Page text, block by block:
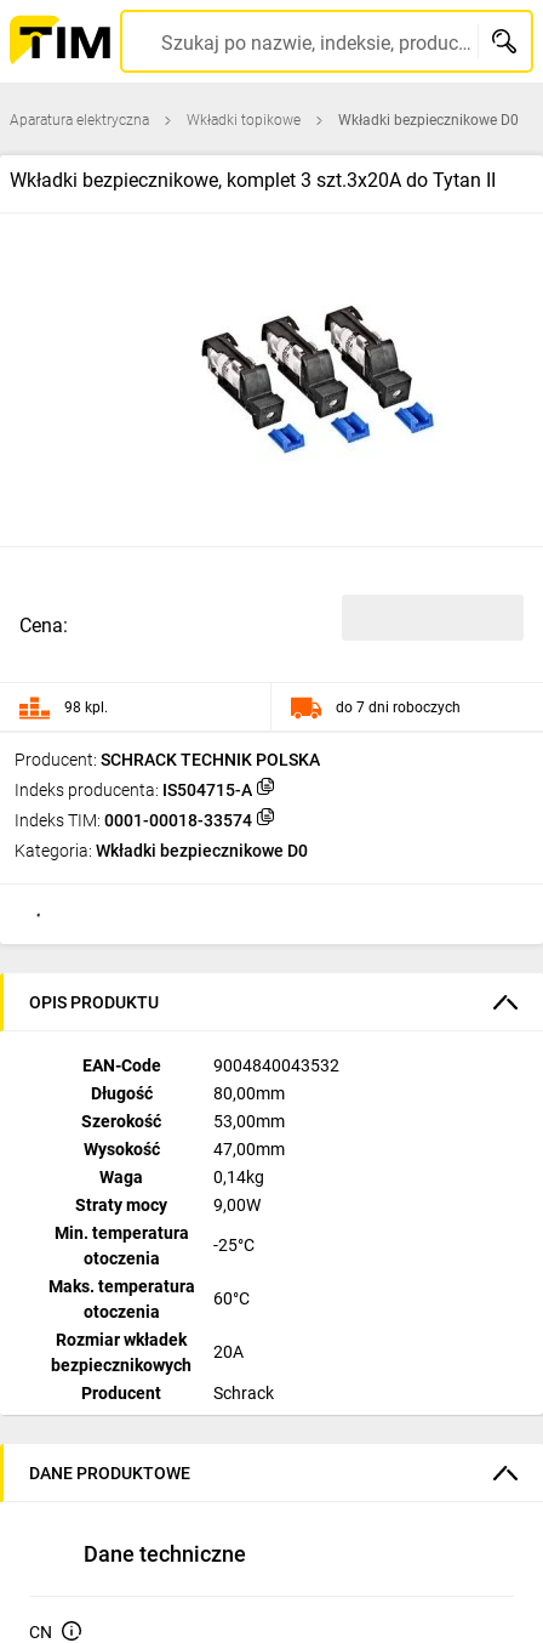
Szukaj po nazwie, indeksie, producencie, kodzie kreskowym...
Aparatura elektryczna Wkładki topikowe Wkładki bezpiecznikowe D0
Wkładki bezpiecznikowe, komplet 3 szt.3x20A do Tytan II
Producent: SCHRACK TECHNIK POLSKA
Indeks producenta: IS504715-A
Indeks TIM: 0001-00018-33574
Kategoria: Wkładki bezpiecznikowe D0
Cena:
98 kpl. do 7 dni roboczych
OPIS PRODUKTU
EAN-Code
9004840043532
Długość
80,00mm
Szerokość
53,00mm
Wysokość
47,00mm
Waga
0,14kg
Straty mocy
9,00W
Min. temperatura
otoczenia
-25°C
Maks. temperatura
otoczenia
60°C
Rozmiar wkładek
bezpiecznikowych
20A
Producent
Schrack
Funkcje
wkładki z wkładkami kalibrującymi
DANE PRODUKTOWE
Dane techniczne
CN